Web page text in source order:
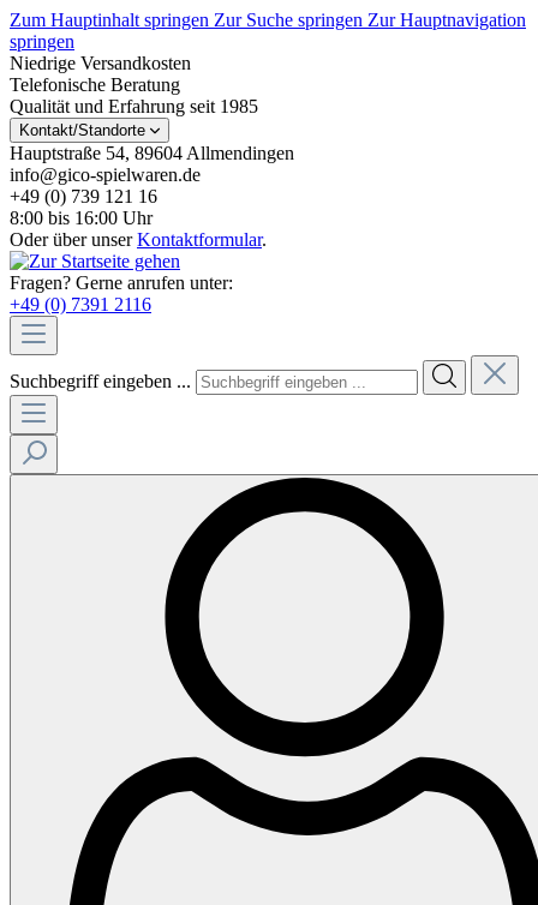
Zum Hauptinhalt springen Zur Suche springen Zur Hauptnavigation
springen
Niedrige Versandkosten
Telefonische Beratung
Qualität und Erfahrung seit 1985
Kontakt/Standorte
Hauptstraße 54, 89604 Allmendingen
info@gico-spielwaren.de
+49 (0) 739 121 16
8:00 bis 16:00 Uhr
Oder über unserKontaktformular.
Fragen? Gerne anrufen unter:
+49 (0) 7391 2116
Suchbegriff eingeben ...